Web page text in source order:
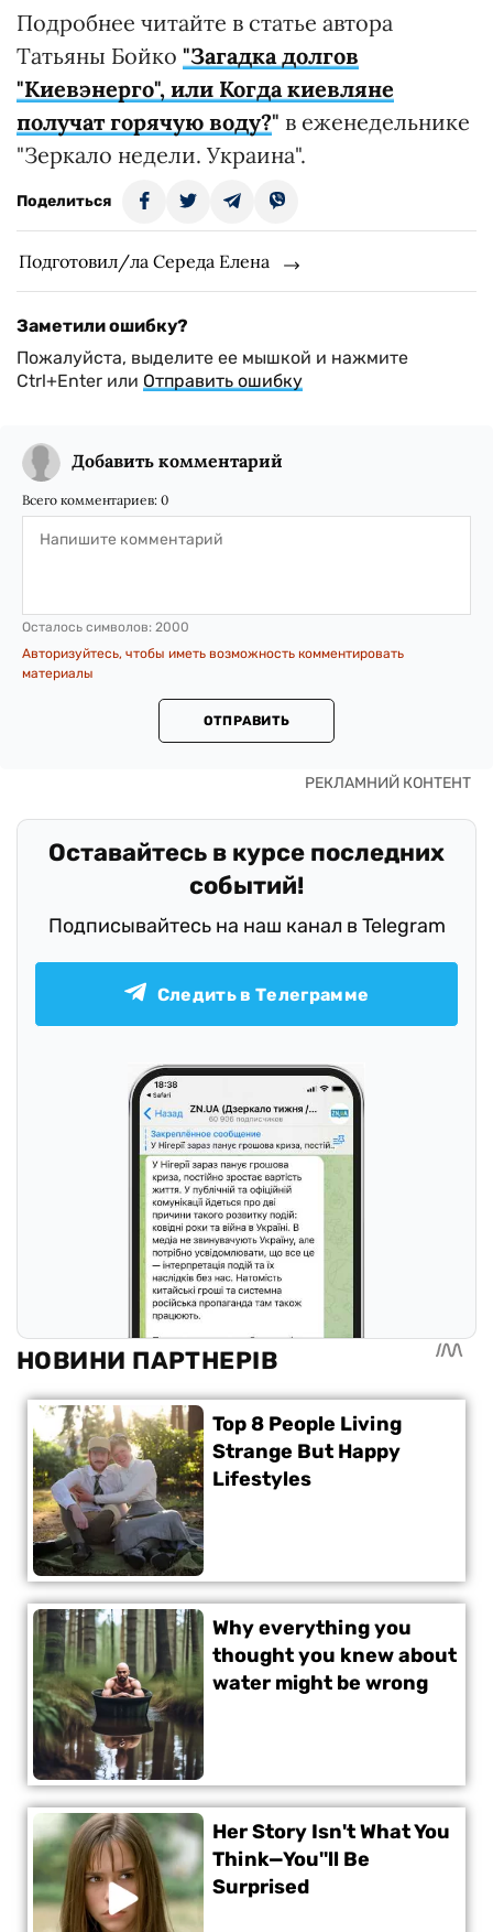
Подробнее читайте в статье автора
Татьяны Бойко "Загадка долгов
"Киевэнерго", или Когда киевляне
получат горячую воду?" в еженедельнике
"Зеркало недели. Украина".
Поделиться
Подготовил/ла Середа Елена
Заметили ошибку?
Пожалуйста, выделите ее мышкой и нажмите
Ctrl+Enter или Отправить ошибку
Добавить комментарий
Всего комментариев: 0
Осталось символов: 2000
Авторизуйтесь, чтобы иметь возможность комментировать
материалы
ОТПРАВИТЬ
Оставайтесь в курсе последних
событий!
Подписывайтесь на наш канал в Telegram
Следить в Телеграмме